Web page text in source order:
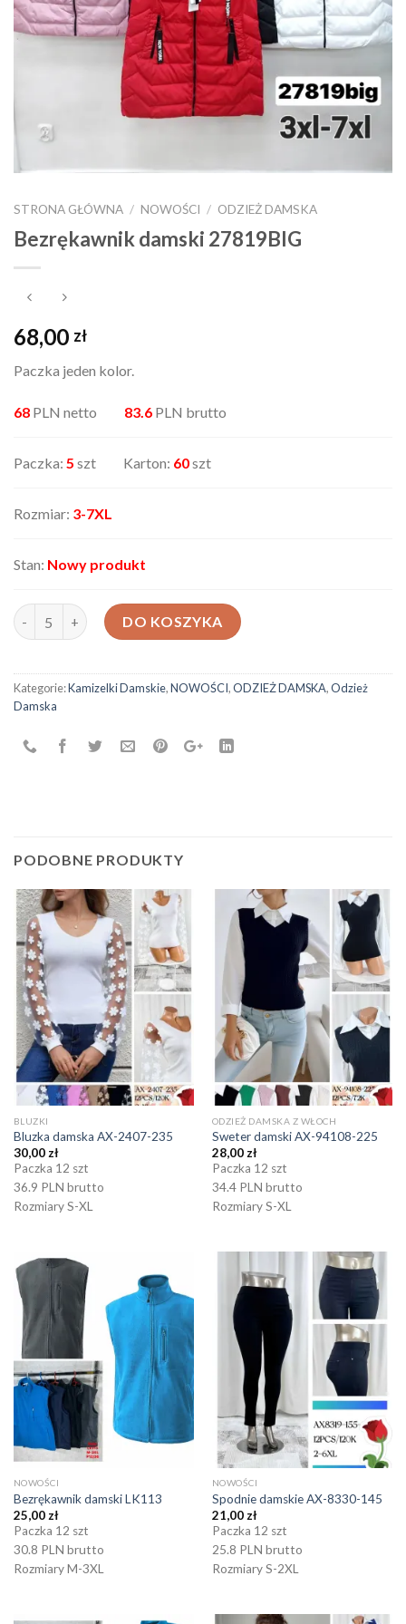
STRONA GŁÓWNA / NOWOŚCI / ODZIEŻ DAMSKA
Bezrękawnik damski 27819BIG
68,00 zł
Paczka jeden kolor.
68 PLN netto 83.6 PLN brutto
Paczka: 5 szt Karton: 60szt
Rozmiar: 3-7XL
Stan: Nowy produkt
ilość Bezrękawnik damski 27819BIG
DO KOSZYKA
Kategorie:Kamizelki Damskie,NOWOŚCI,ODZIEŻ DAMSKA,Odzież
Damska
PODOBNE PRODUKTY
BLUZKI
Bluzka damska AX-2407-235
30,00zł
Paczka 12 szt
36.9 PLN brutto
Rozmiary S-XL
ODZIEŻ DAMSKA Z WŁOCH
Sweter damski AX-94108-225
28,00zł
Paczka 12 szt
34.4 PLN brutto
Rozmiary S-XL
NOWOŚCI
Bezrękawnik damski LK113
25,00 zł
Paczka 12 szt
30.8 PLN brutto
Rozmiary M-3XL
NOWOŚCI
Spodnie damskie AX-8330-145
21,00 zł
Paczka 12 szt
25.8 PLN brutto
Rozmiary S-2XL